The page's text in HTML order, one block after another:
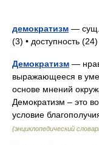
демократизм —
(3) • доступность
Демократизм —
выражающееся в
основе мнений
Демократизм – это
условие
(энциклопедический